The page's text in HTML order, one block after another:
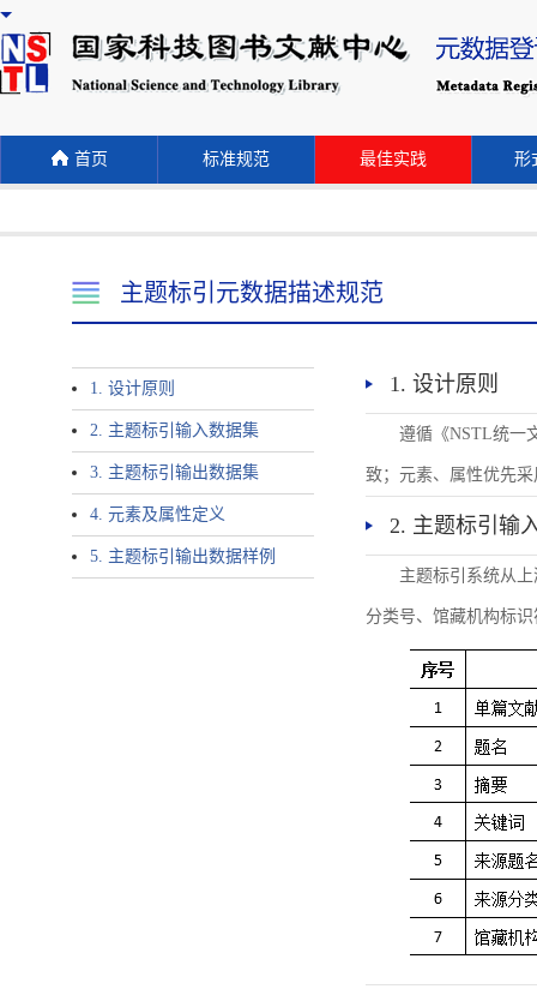
首页 标准规范 最佳实践 形
主题标引元数据描述规范
1. 设计原则
2. 主题标引输入数据集
3. 主题标引输出数据集
4. 元素及属性定义
5. 主题标引输出数据样例
1. 设计原则
遵循《NSTL统一
致；元素、属性优先
2. 主题标引输
主题标引系统从
分类号、馆藏机构标